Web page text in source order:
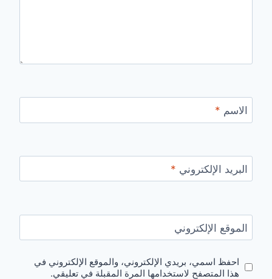
الاسم *
البريد الإلكتروني *
الموقع الإلكتروني
احفظ اسمي، بريدي الإلكتروني، والموقع الإلكتروني في
هذا المتصفح لاستخدامها المرة المقبلة في تعليقي.